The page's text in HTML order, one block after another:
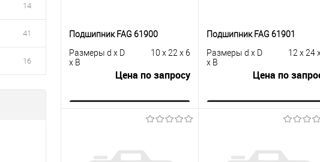
14
41
16
Подшипник FAG 61900
Размеры d x D
x B
10 x 22 x 6
Цена по запросу
Запросить цену
Купить в 1
Подшипник FAG 61901
Размеры d x D
x B
12 x 24
Цена по
Запросить цену
Купить в 1